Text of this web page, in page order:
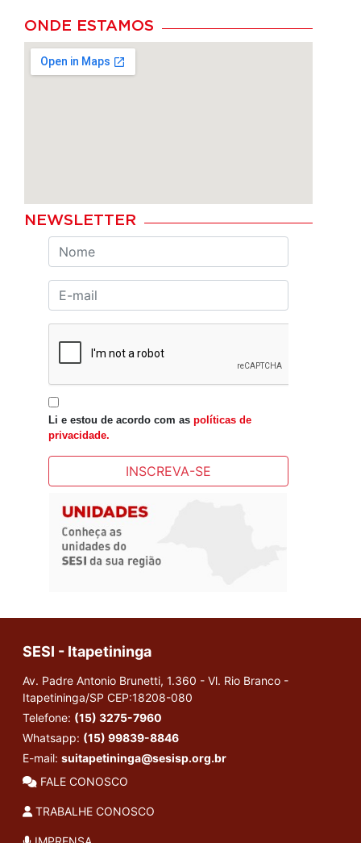
ONDE ESTAMOS
NEWSLETTER
Li e estou de acordo com as políticas de
privacidade.
INSCREVA-SE
SESI - Itapetininga
Av. Padre Antonio Brunetti, 1.360 - Vl. Rio Branco -
Itapetininga/SP CEP:18208-080
Telefone: (15) 3275-7960
Whatsapp: (15) 99839-8846
E-mail: suitapetininga@sesisp.org.br
FALE CONOSCO
TRABALHE CONOSCO